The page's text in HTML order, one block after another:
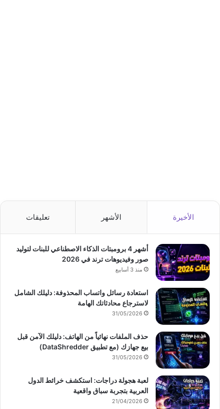
الأخيرة الأشهر تعليقات
أشهر 4 برومبتات الذكاء الاصطناعي للبنات لتوليد
صور وفيديوهات ترند في 2026
منذ 3 أسابيع
استعادة رسائل واتساب المحذوفة: دليلك الشامل
لاسترجاع محادثاتك الهامة
31/05/2026
حذف الملفات نهائياً من الهاتف: دليلك الآمن قبل
بيع جهازك (مع تطبيق DataShredder)
31/05/2026
لعبة هجولة دراجات: استكشف خرائط الدول
العربية بتجربة سباق واقعية
21/04/2026